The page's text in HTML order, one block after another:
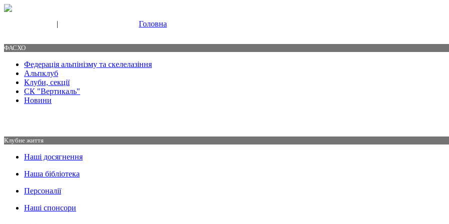
| Головна
ФАСХО
Федерація альпінізму та скелелазіння
Альпклуб
Клуби, секції
СК "Вертикаль"
Новини
Клубне життя
Наші досягнення
Наша бібліотека
Персоналії
Наші спонсори